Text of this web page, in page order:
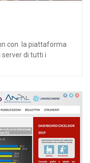
con la piattaforma
server di tutti i